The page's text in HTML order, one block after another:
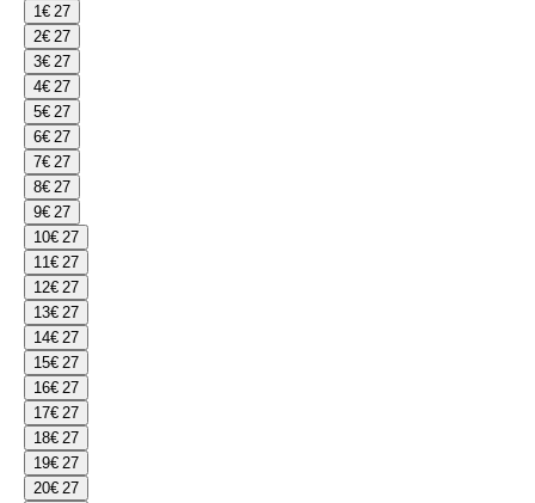
1€ 27
2€ 27
3€ 27
4€ 27
5€ 27
6€ 27
7€ 27
8€ 27
9€ 27
10€ 27
11€ 27
12€ 27
13€ 27
14€ 27
15€ 27
16€ 27
17€ 27
18€ 27
19€ 27
20€ 27